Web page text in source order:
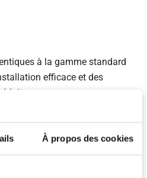
À propos des cookies
à la gamme standard
efficace et des
peuvent être retournés lors
installation simple
standardisés pour réduire la